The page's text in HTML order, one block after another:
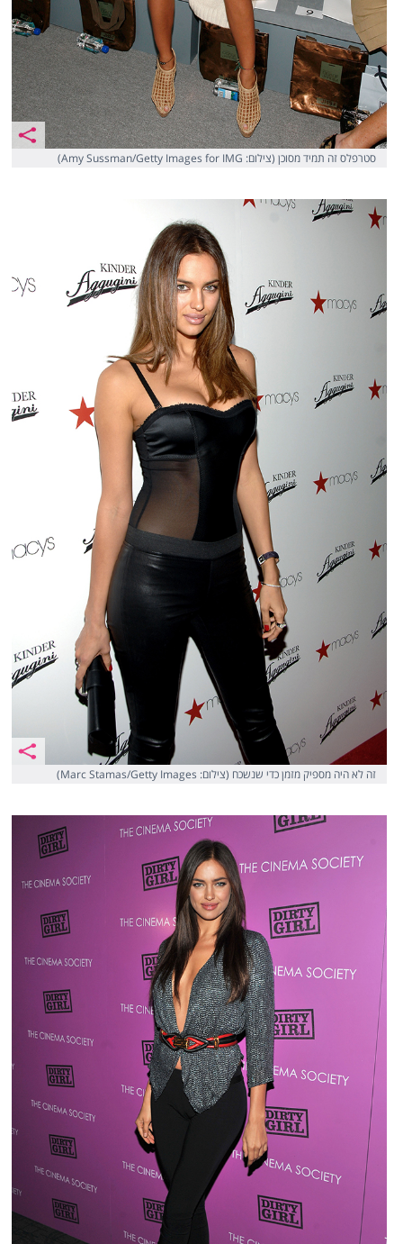
סטרפלס זה תמיד מסוכן (צילום: Amy Sussman/Getty Images for IMG)
זה לא היה מספיק מזמן כדי שנשכח (צילום: Marc Stamas/Getty Images)